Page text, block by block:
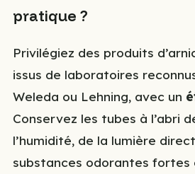
pratique ?
Privilégiez des produits
issus de laboratoires
Weleda ou Lehning, avec un
Conservez les tubes à l’abri
l’humidité, de la lumière
substances odorantes fortes